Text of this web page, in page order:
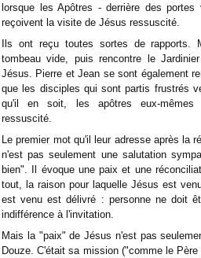
lorsque les Apôtres - derrière des
reçoivent la visite de Jésus ressuscité.
Ils ont reçu toutes sortes de rapports.
tombeau vide, puis rencontre le
Jésus. Pierre et Jean se sont également
que les disciples qui sont partis frustrés
qu'il en soit, les apôtres eux-mêmes
ressuscité.
Le premier mot qu'il leur adresse après la
n'est pas seulement une salutation
bien". Il évoque une paix et une
tout, la raison pour laquelle Jésus est
est venu est délivré : personne ne doit
indifférence à l'invitation.
Mais la "paix" de Jésus n'est pas
Douze. C'était sa mission ("comme le